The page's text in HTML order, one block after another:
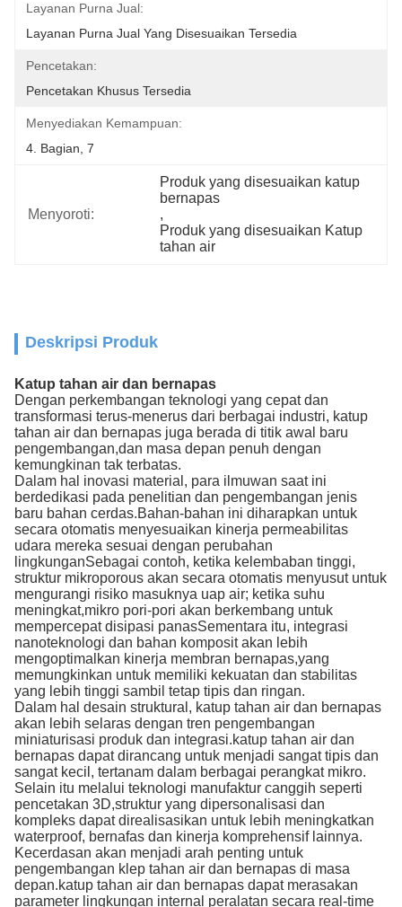
Layanan Purna Jual:
Layanan Purna Jual Yang Disesuaikan Tersedia
Pencetakan:
Pencetakan Khusus Tersedia
Menyediakan Kemampuan:
4. Bagian, 7
Menyoroti:
Produk yang disesuaikan katup
bernapas
,
Produk yang disesuaikan Katup
tahan air
Deskripsi Produk
Katup tahan air dan bernapas
Dengan perkembangan teknologi yang cepat dan
transformasi terus-menerus dari berbagai industri, katup
tahan air dan bernapas juga berada di titik awal baru
pengembangan,dan masa depan penuh dengan
kemungkinan tak terbatas.
Dalam hal inovasi material, para ilmuwan saat ini
berdedikasi pada penelitian dan pengembangan jenis
baru bahan cerdas.Bahan-bahan ini diharapkan untuk
secara otomatis menyesuaikan kinerja permeabilitas
udara mereka sesuai dengan perubahan
lingkunganSebagai contoh, ketika kelembaban tinggi,
struktur mikroporous akan secara otomatis menyusut untuk
mengurangi risiko masuknya uap air; ketika suhu
meningkat,mikro pori-pori akan berkembang untuk
mempercepat disipasi panasSementara itu, integrasi
nanoteknologi dan bahan komposit akan lebih
mengoptimalkan kinerja membran bernapas,yang
memungkinkan untuk memiliki kekuatan dan stabilitas
yang lebih tinggi sambil tetap tipis dan ringan.
Dalam hal desain struktural, katup tahan air dan bernapas
akan lebih selaras dengan tren pengembangan
miniaturisasi produk dan integrasi.katup tahan air dan
bernapas dapat dirancang untuk menjadi sangat tipis dan
sangat kecil, tertanam dalam berbagai perangkat mikro.
Selain itu melalui teknologi manufaktur canggih seperti
pencetakan 3D,struktur yang dipersonalisasi dan
kompleks dapat direalisasikan untuk lebih meningkatkan
waterproof, bernafas dan kinerja komprehensif lainnya.
Kecerdasan akan menjadi arah penting untuk
pengembangan klep tahan air dan bernapas di masa
depan.katup tahan air dan bernapas dapat merasakan
parameter lingkungan internal peralatan secara real-time